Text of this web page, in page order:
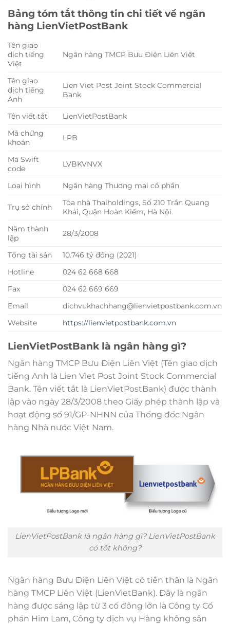
Bảng tóm tắt thông tin chi tiết về ngân
hàng LienVietPostBank
Tên giao
dịch tiếng
Việt
Ngân hàng TMCP Bưu Điện Liên Việt
Tên giao
dịch tiếng
Anh
Lien Viet Post Joint Stock Commercial
Bank
Tên viết tắt
LienVietPostBank
Mã chứng
khoán
LPB
Mã Swift
code
LVBKVNVX
Loại hình Ngân hàng Thương mại cổ phần
Trụ sở chính
Tòa nhà Thaiholdings, Số 210 Trần Quang
Khải, Quận Hoàn Kiếm, Hà Nội.
Năm thành
lập
28/3/2008
Tổng tài sản
10.746 tỷ đồng (2021)
Hotline
024 62 668 668
Fax
024 62 669 669
Email
dichvukhachhang@lienvietpostbank.com.vn
Website
https://lienvietpostbank.com.vn
LienVietPostBank là ngân hàng gì?
Ngân hàng TMCP Bưu Điện Liên Việt (Tên giao dịch
tiếng Anh là Lien Viet Post Joint Stock Commercial
Bank. Tên viết tắt là LienVietPostBank) được thành
lập vào ngày 28/3/2008 theo Giấy phép thành lập và
hoạt động số 91/GP-NHNN của Thống đốc Ngân
hàng Nhà nước Việt Nam.
LienVietPostBank là ngân hàng gì? LienVietPostBank
có tốt không?
Ngân hàng Bưu Điện Liên Việt có tiền thân là Ngân
hàng TMCP Liên Việt (LienVietBank). Đây là ngân
hàng được sáng lập từ 3 cổ đông lớn là Công ty Cổ
phần Him Lam, Công ty dịch vụ Hàng không sân